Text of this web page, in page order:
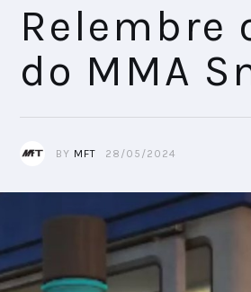
Relembre
do MMA
BY MFT 28/05/2024